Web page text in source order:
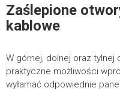
Zaślepione
kablowe
W górnej, dolnej oraz
praktyczne możliwości
wyłamać odpowiednie